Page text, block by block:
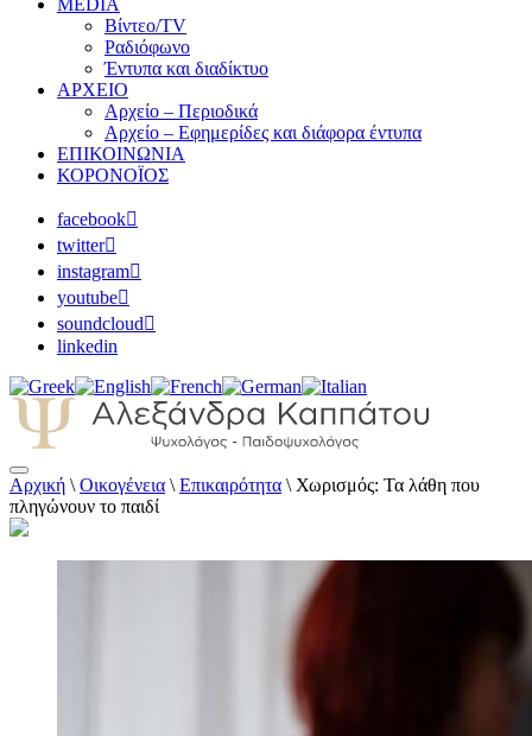
MEDIA
Βίντεο/TV
Ραδιόφωνο
Έντυπα και διαδίκτυο
ΑΡΧΕΙΟ
Αρχείο – Περιοδικά
Αρχείο – Εφημερίδες και διάφορα έντυπα
ΕΠΙΚΟΙΝΩΝΙΑ
ΚΟΡΟΝΟΪΟΣ
facebook
twitter
instagram
youtube
soundcloud
linkedin
Αλεξάνδρα Καππάτου Ψυχολόγος –
Παιδοψυχολόγος
Αρχική \ Οικογένεια \ Επικαιρότητα \ Χωρισμός: Τα λάθη που
πληγώνουν το παιδί